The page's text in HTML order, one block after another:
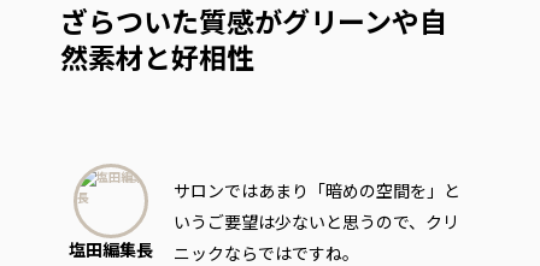
ざらついた質感がグリーンや自
然素材と好相性
塩田編集長
サロンではあまり「暗めの空間を」と
いうご要望は少ないと思うので、クリ
ニックならではですね。